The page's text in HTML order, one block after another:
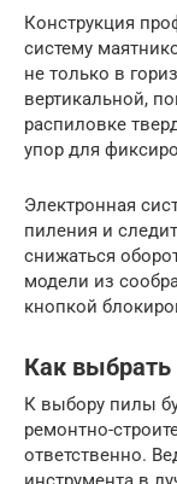
Конструкция
систему
не только в
вертикальной,
распиловке
упор для
Электронная
пиления и
снижаться
модели из
кнопкой
Как выбрать
К выбору пилы
ремонтно-
ответственно.